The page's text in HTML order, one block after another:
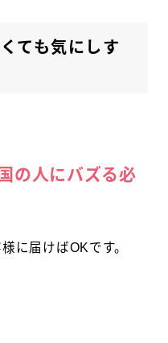
ても気にしす
の人にバズる必
に届けばOKです。